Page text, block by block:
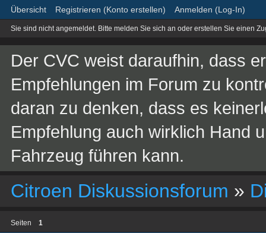
Übersicht Registrieren (Konto erstellen) Anmelden (Log-In)
Sie sind nicht angemeldet. Bitte melden Sie sich an oder erstellen Sie einen
Der CVC weist daraufhin, dass
Empfehlungen im Forum zu
daran zu denken, dass es
Empfehlung auch wirklich Hand
Fahrzeug führen kann.
Citroen Diskussionsforum »
Seiten 1